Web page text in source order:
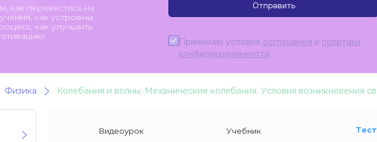
как перевестись на
как устроены
как улучшить
Отправить
Принимаю условия соглашения и политики
конфиденциальности
Физика
Видеоурок Учебник Тест